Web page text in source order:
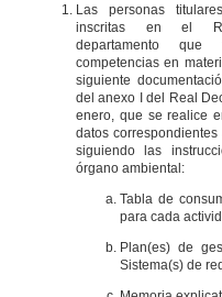
Las personas
inscritas en el
departamento
competencias en
siguiente
del anexo I del Real
enero, que se realice
datos
siguiendo las
órgano ambiental:
Tabla de
para cada
Plan(es) de
Sistema(s) de